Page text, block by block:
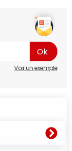
Voir un exemple